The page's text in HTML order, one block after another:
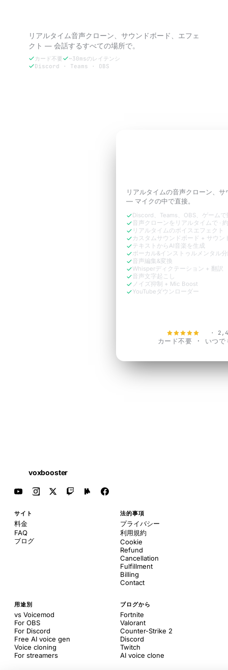
リアルタイム音声クローン、サウンドボード、エフェ
クト — 会話するすべての場所で。
カード不要
~30msのレイテンシ
Discord · Teams · OBS
リアルタイムの音声クローン、
— マイクの中で直接。
Discord、Teams、OBS、ゲームで
音声クローンをリアルタイムで ·
リアルタイムのボイスエフェクト
カスタムサウンドボード + サウン
テキストからAI音楽を生成
ボーカル&インストゥルメンタル
音声編集&変換
Whisperディクテーション + 翻訳
音声文字起こし
ノイズ抑制 + Mic Boost
YouTubeダウンローダー
·
カード不要 · いつで
voxbooster
サイト
料金
FAQ
ブログ
法的事項
プライバシー
利用規約
Cookie
Refund
Cancellation
Fulfillment
Billing
Contact
用途別
vs Voicemod
For OBS
For Discord
Free AI voice gen
Voice cloning
For streamers
ブログから
Fortnite
Valorant
Counter-Strike 2
Discord
Twitch
AI voice clone